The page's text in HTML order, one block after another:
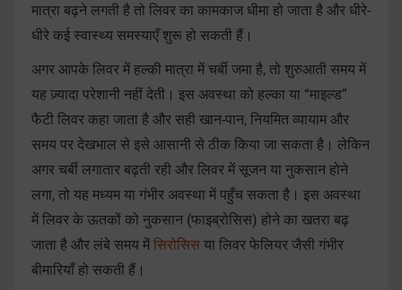
मात्रा बढ़ने लगती है तो लिवर का कामकाज धीमा हो जाता है और धीरे-
धीरे कई स्वास्थ्य समस्याएँशुरू हो सकती हैं।
अगर आपके लिवर में हल्की मात्रा में चर्बी जमा है, तो शुरुआती समय में
यह ज़्यादा परेशानी नहीं देती। इस अवस्था को हल्का या “माइल्ड”
फैटी लिवर कहा जाता है और सही खान-पान, नियमित व्यायाम और
समय पर देखभाल से इसे आसानी से ठीक किया जा सकता है। लेकिन
अगर चर्बी लगातार बढ़ती रही और लिवर में सूजन या नुकसान होने
लगा, तो यह मध्यम या गंभीर अवस्था में पहुँच सकता है। इस अवस्था
में लिवर के ऊतकों को नुकसान (फाइब्रोसिस) होने का खतरा बढ़
जाता है और लंबे समय में सिरोसिस या लिवर फेलियर जैसी गंभीर
बीमारियाँ हो सकती हैं।